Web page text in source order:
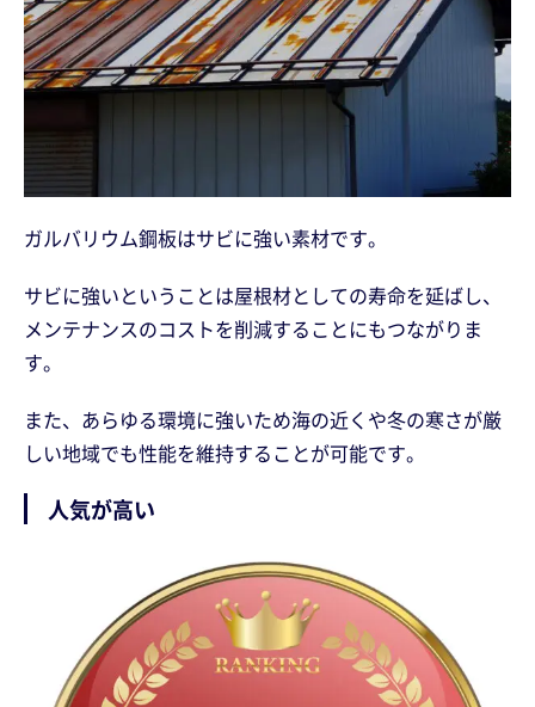
ガルバリウム鋼板はサビに強い素材です。
サビに強いということは屋根材としての寿命を延ばし、
メンテナンスのコストを削減することにもつながりま
す。
また、あらゆる環境に強いため海の近くや冬の寒さが厳
しい地域でも性能を維持することが可能です。
人気が高い